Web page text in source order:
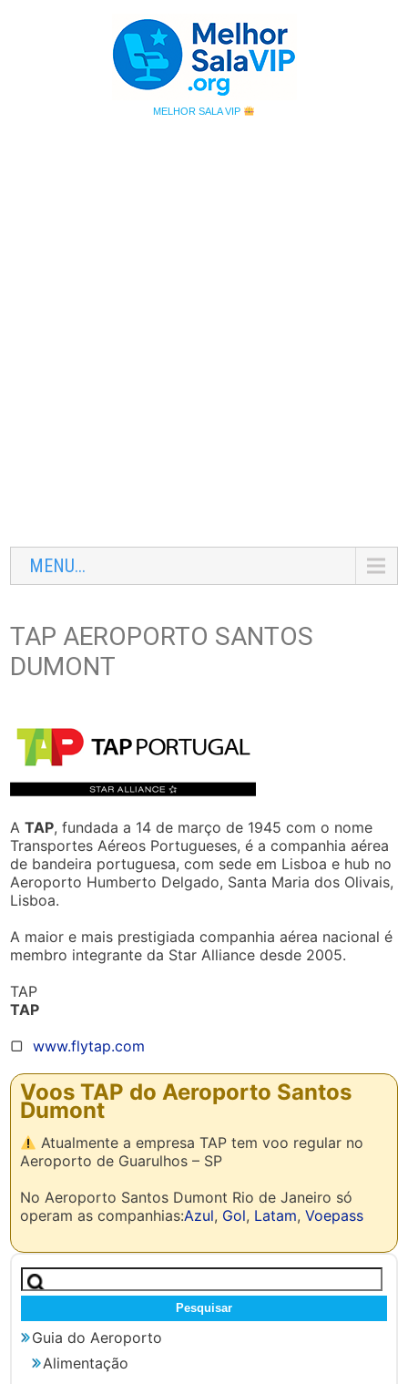
MELHOR SALA VIP
MENU...
TAP AEROPORTO SANTOS
DUMONT
ATAP, fundada a 14 de março de 1945 com o nome
Transportes Aéreos Portugueses, é a companhia aérea
de bandeira portuguesa, com sede em Lisboa e hub no
Aeroporto Humberto Delgado, Santa Maria dos Olivais,
Lisboa.
A maior e mais prestigiada companhia aérea nacional é
membro integrante da Star Alliance desde 2005.
TAP
TAP
▢www.flytap.com
Voos TAP do Aeroporto Santos
Dumont
Atualmente a empresa TAP tem voo regular no
Aeroporto de Guarulhos – SP
No Aeroporto Santos Dumont Rio de Janeiro só
operam as companhias:Azul, Gol, Latam,Voepass
Pesquisar
por:
Guia do Aeroporto
Alimentação